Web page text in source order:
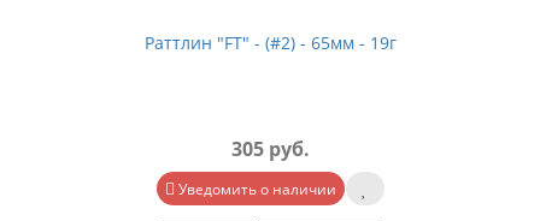
Раттлин "FT" - (#2) - 65мм - 19г
305 руб.
Уведомить о наличии